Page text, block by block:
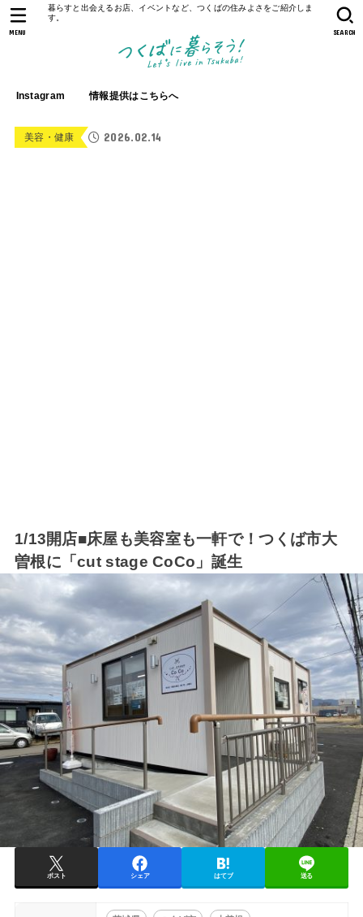
暮らすと出会えるお店、イベントなど、つくばの住みよさをご紹介しま
す。
Instagram 情報提供はこちらへ
SEARCH
MENU
美容・健康 2026.02.14
1/13開店■床屋も美容室も一軒で！つくば市大
曽根に「cut stage CoCo」誕生
ポスト シェア はてブ 送る